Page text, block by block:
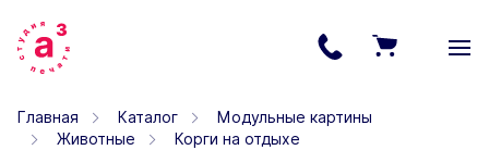
Главная Каталог
Модульные картины
Животные
Корги на отдыхе